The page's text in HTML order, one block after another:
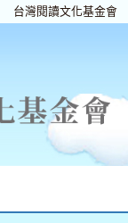
台灣閱讀文化基金會